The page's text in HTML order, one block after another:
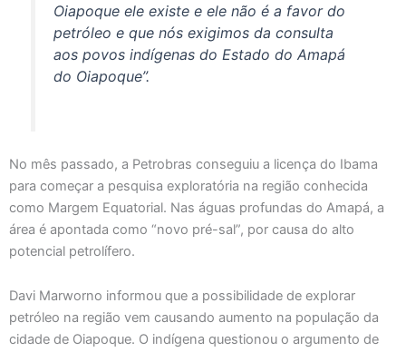
Oiapoque ele existe e ele não é a favor do
petróleo e que nós exigimos da consulta
aos povos indígenas do Estado do Amapá
do Oiapoque”.
No mês passado, a Petrobras conseguiu a licença do Ibama
para começar a pesquisa exploratória na região conhecida
como Margem Equatorial. Nas águas profundas do Amapá, a
área é apontada como “novo pré-sal”, por causa do alto
potencial petrolífero.
Davi Marworno informou que a possibilidade de explorar
petróleo na região vem causando aumento na população da
cidade de Oiapoque. O indígena questionou o argumento de